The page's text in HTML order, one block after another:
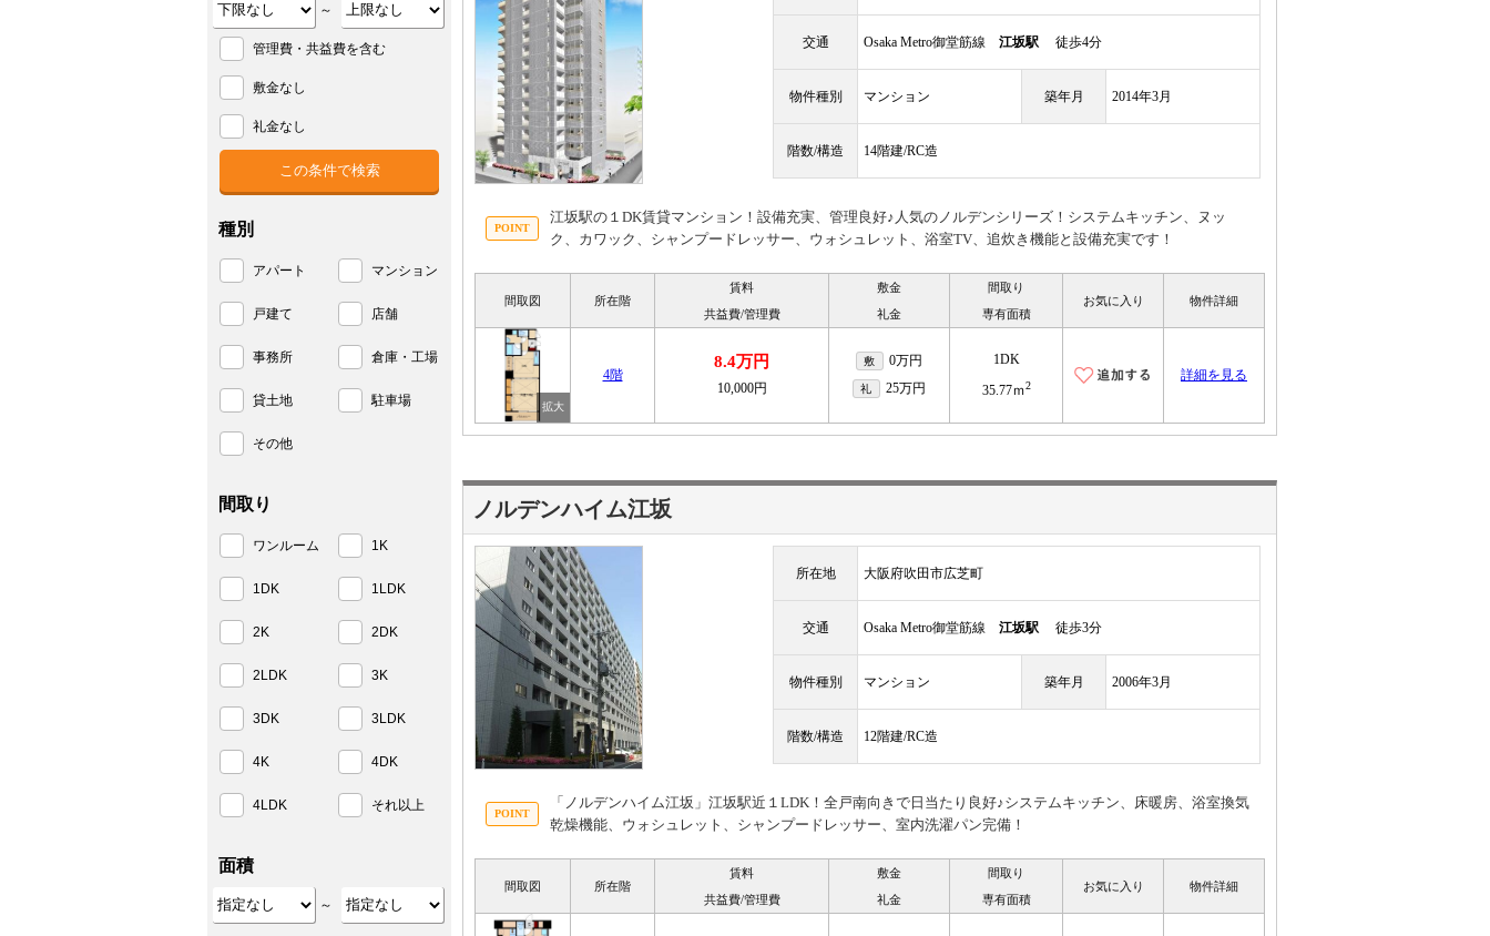
交通 Osaka Metro御堂筋線 江坂駅 徒歩4分
物件種別 マンション 築年月 2014年3月
階数/構造 14階建/RC造
江坂駅の１DK賃貸マンション！設備充実、管理良好♪人気のノルデンシリーズ！システムキッチン、ヌッ
ク、カワック、シャンプードレッサー、ウォシュレット、浴室TV、追炊き機能と設備充実です！
間取図 所在階
賃料
共益費/管理費
敷金
礼金
間取り
専有面積
お気に入り 物件詳細
4階
8.4万円
10,000円
敷 0万円
礼 25万円
1DK
35.77ｍ2
詳細を見る
ノルデンハイム江坂
所在地 大阪府吹田市広芝町
交通 Osaka Metro御堂筋線 江坂駅 徒歩3分
物件種別 マンション 築年月 2006年3月
階数/構造 12階建/RC造
「ノルデンハイム江坂」江坂駅近１LDK！全戸南向きで日当たり良好♪システムキッチン、床暖房、浴室換気
乾燥機能、ウォシュレット、シャンプードレッサー、室内洗濯パン完備！
間取図 所在階
賃料
共益費/管理費
敷金
礼金
間取り
専有面積
お気に入り 物件詳細
～
管理費・共益費を含む
敷金なし
礼金なし
種別
アパート マンション
戸建て 店舗
事務所 倉庫・工場
貸土地 駐車場
その他
間取り
ワンルーム 1K
1DK 1LDK
2K 2DK
2LDK 3K
3DK 3LDK
4K 4DK
4LDK それ以上
面積
～